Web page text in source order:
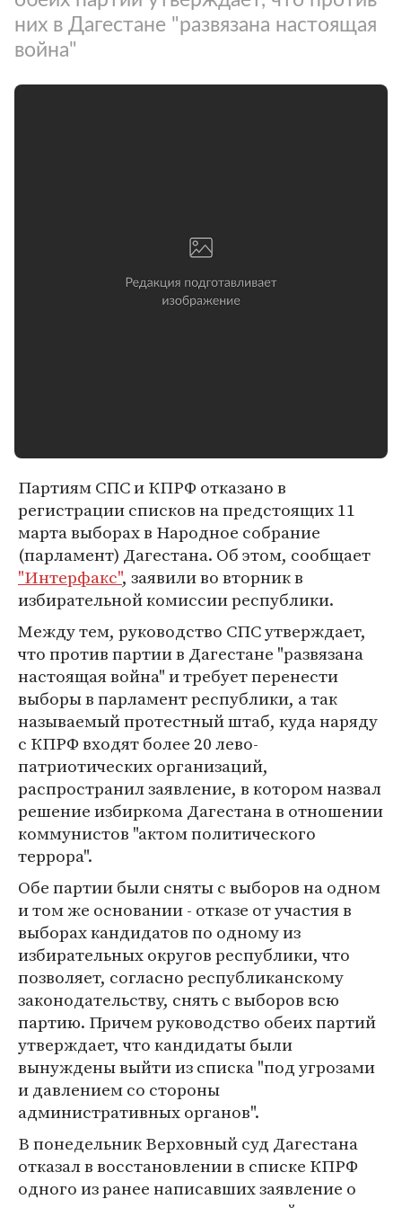
них в Дагестане "развязана настоящая
война"
Партиям СПС и КПРФ отказано в
регистрации списков на предстоящих 11
марта выборах в Народное собрание
(парламент) Дагестана. Об этом, сообщает
"Интерфакс", заявили во вторник в
избирательной комиссии республики.
Между тем, руководство СПС утверждает,
что против партии в Дагестане "развязана
настоящая война" и требует перенести
выборы в парламент республики, а так
называемый протестный штаб, куда наряду
с КПРФ входят более 20 лево-
патриотических организаций,
распространил заявление, в котором назвал
решение избиркома Дагестана в отношении
коммунистов "актом политического
террора".
Обе партии были сняты с выборов на одном
и том же основании - отказе от участия в
выборах кандидатов по одному из
избирательных округов республики, что
позволяет, согласно республиканскому
законодательству, снять с выборов всю
партию. Причем руководство обеих партий
утверждает, что кандидаты были
вынуждены выйти из списка "под угрозами
и давлением со стороны
административных органов".
В понедельник Верховный суд Дагестана
отказал в восстановлении в списке КПРФ
одного из ранее написавших заявление о